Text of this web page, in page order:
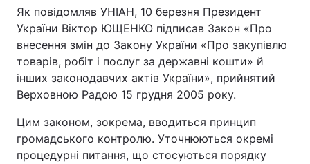
Як повідомляв УНІАН, 10 березня Президент
України Віктор ЮЩЕНКО підписав Закон «Про
внесення змін до Закону України «Про закупівлю
товарів, робіт і послуг за державні кошти» й
інших законодавчих актів України», прийнятий
Верховною Радою 15 грудня 2005 року.
Цим законом, зокрема, вводиться принцип
громадського контролю. Уточнюються окремі
процедурні питання, що стосуються порядку